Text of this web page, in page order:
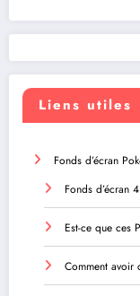
Liens utiles
Fonds d’écran
Fonds d’écran
Est-ce que ces
Comment avoir